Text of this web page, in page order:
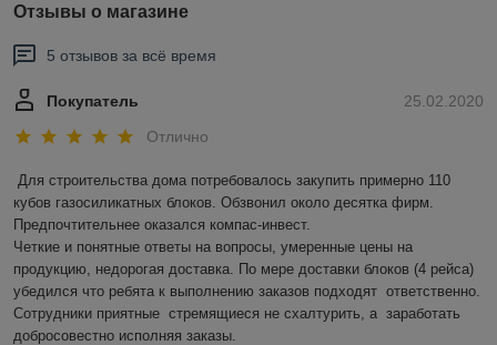
Отзывы о магазине
5 отзывов за всё время
25.02.2020
Покупатель
Отлично
Для строительства дома потребовалось закупить примерно 110
кубов газосиликатных блоков. Обзвонил около десятка фирм.
Предпочтительнее оказался компас-инвест.
Четкие и понятные ответы на вопросы, умеренные цены на
продукцию, недорогая доставка. По мере доставки блоков (4 рейса)
убедился что ребята к выполнению заказов подходят  ответственно.
Сотрудники приятные  стремящиеся не схалтурить, а  заработать
добросовестно исполняя заказы.